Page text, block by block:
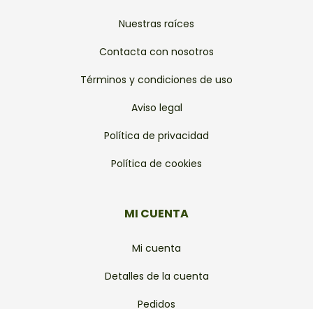
Nuestras raíces
Contacta con nosotros
Términos y condiciones de uso
Aviso legal
Política de privacidad
Política de cookies
MI CUENTA
Mi cuenta
Detalles de la cuenta
Pedidos